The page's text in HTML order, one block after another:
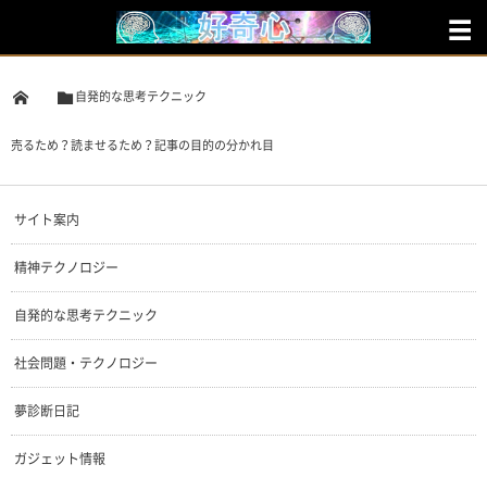
自発的な思考テクニック
売るため？読ませるため？記事の目的の分かれ目
サイト案内
精神テクノロジー
自発的な思考テクニック
社会問題・テクノロジー
夢診断日記
ガジェット情報